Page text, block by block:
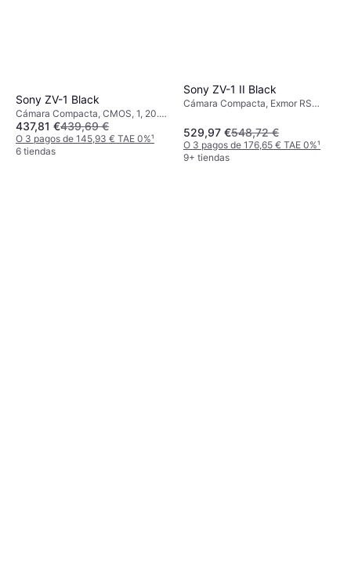
Sony ZV-1 Black
Cámara Compacta, CMOS, 1, 20.1
MP, Face Detection, Continuous
Drive, 294g
437,81 €439,69 €
O 3 pagos de 145,93 € TAE 0%¹
6 tiendas
Sony ZV-1 II Black
Cámara Compacta, Exmor RS
Drive, 292g
529,97 €548,72 €
O 3 pagos de 176,65 € TAE 0%¹
9+ tiendas